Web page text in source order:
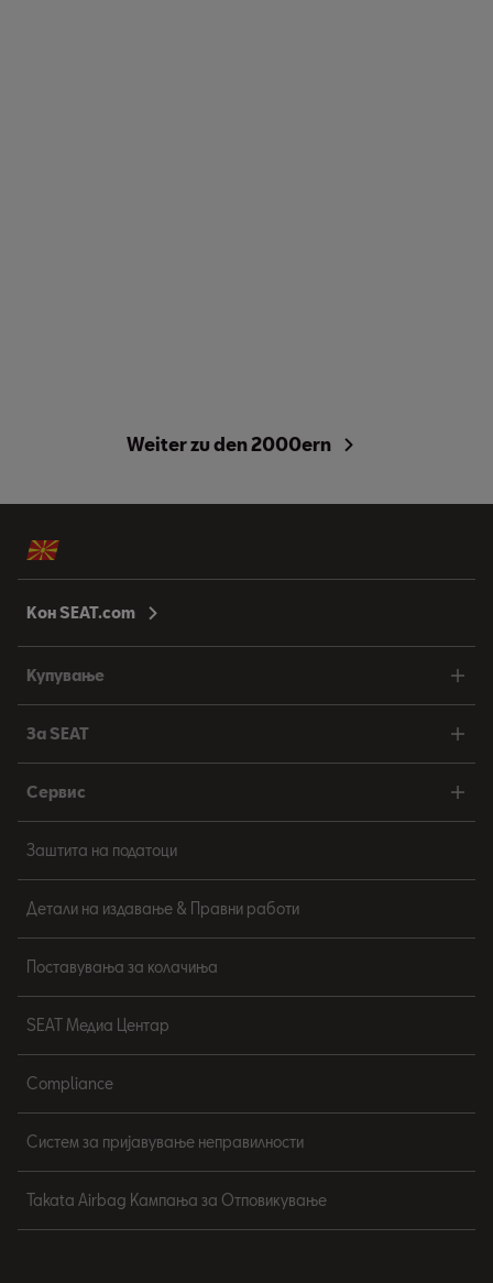
Weiter zu den 2000ern
Кон SEAT.com
Купување
За SEAT
Сервис
Заштита на податоци
Детали на издавање & Правни работи
Поставувања за колачиња
SEAT Медиа Центар
Compliance
Систем за пријавување неправилности
Takata Airbag Кампања за Отповикување